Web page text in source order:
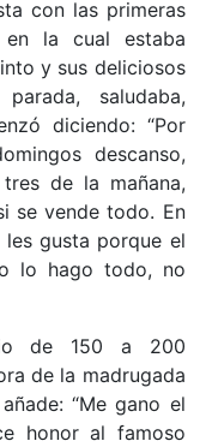
con las primeras
la cual estaba
y sus deliciosos
saludaba,
diciendo: “Por
descanso,
de la mañana,
se vende todo. En
gusta porque el
lo hago todo, no
de 150 a 200
de la madrugada
“Me gano el
honor al famoso